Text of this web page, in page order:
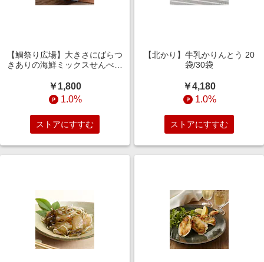
【鯛祭り広場】大きさにばらつ
きありの海鮮ミックスせんべい
￥1,800
1.0%
ストアにすすむ
【北かり】牛乳かりんとう 20
袋/30袋
￥4,180
1.0%
ストアにすすむ